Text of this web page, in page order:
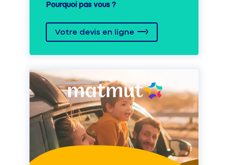
Pourquoi pas vous ?
Votre devis en ligne